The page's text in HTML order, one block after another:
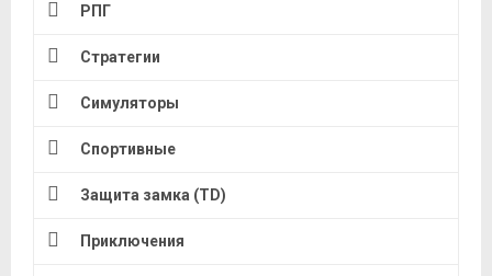
РПГ
Стратегии
Симуляторы
Спортивные
Защита замка (TD)
Приключения